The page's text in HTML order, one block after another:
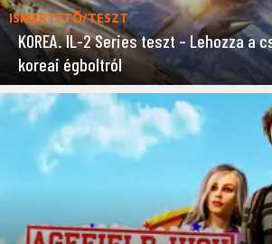
ISMERTETŐ/TESZT
KOREA. IL-2 Series teszt – Lehozza a
koreai égboltról